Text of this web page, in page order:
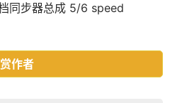
同步器总成 5/6 speed
作者